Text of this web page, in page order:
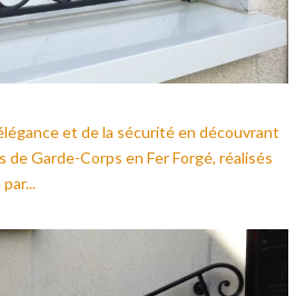
et de la sécurité en découvrant
Garde-Corps en Fer Forgé, réalisés